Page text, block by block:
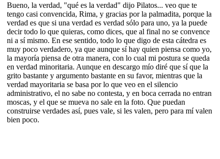
Bueno, la verdad, "qué es la verdad" dijo Pilatos... veo que te
tengo casi convencida, Rima, y gracias por la palmadita, porque la
verdad es que si una verdad es verdad sólo para uno, ya la puede
decir todo lo que quieras, como dices, que al final no se convence
ni a sí mismo. En ese sentido, todo lo que digo de esta cátedra es
muy poco verdadero, ya que aunque sí hay quien piensa como yo,
la mayoría piensa de otra manera, con lo cual mi postura se queda
en verdad minoritaria. Aunque en descargo mío diré que sí que la
grito bastante y argumento bastante en su favor, mientras que la
verdad mayoritaria se basa por lo que veo en el silencio
administrativo, el no sabe no contesta, y en boca cerrada no entran
moscas, y el que se mueva no sale en la foto. Que puedan
construirse verdades así, pues vale, si les valen, pero para mí valen
bien poco.